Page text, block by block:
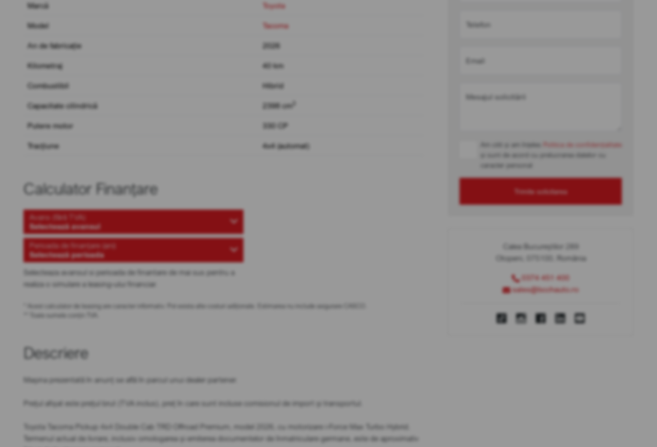
Marcă
Toyota
Model Tacoma
An de fabricație 2026
Kilometraj 40 km
Combustibil Hibrid
Capacitate cilindrică 2398 cm
Putere motor 330 CP
Tracțiune 4x4 (automat)
Calculator Finanțare
Avans (fără TVA)
Selectează avansul
Perioada de finanțare (ani)
Selectează perioada
Selecteaza avansul si perioada de finantare de mai sus pentru a
realiza o simulare a leasing-ului financiar.
* Acest calculator de leasing are caracter informativ. Pot exista alte costuri adiționale. Estimarea nu include asigurare CASCO.
** Toate sumele conțin TVA.
Descriere
Mașina prezentată în anunț se află în parcul unui dealer partener.
Prețul afișat este prețul brut (TVA inclus), preț în care sunt incluse comisionul de import și transportul.
Toyota Tacoma Pickup 4x4 Double Cab TRD Offroad Premium, model 2026, cu motorizare i-Force Max Turbo Hybrid.
Termenul actual de livrare, inclusiv omologarea și emiterea documentelor de înmatriculare germane, este de aproximativ
Telefon
Email
Mesajul solicitării
Am citit și am înțeles
Politica de confidențialitate
și sunt de acord cu prelucrarea datelor cu
caracter personal
Trimite solicitarea
Calea Bucureștilor 289
Otopeni, 075100, România
0374 451 400
sales@bcchauto.ro